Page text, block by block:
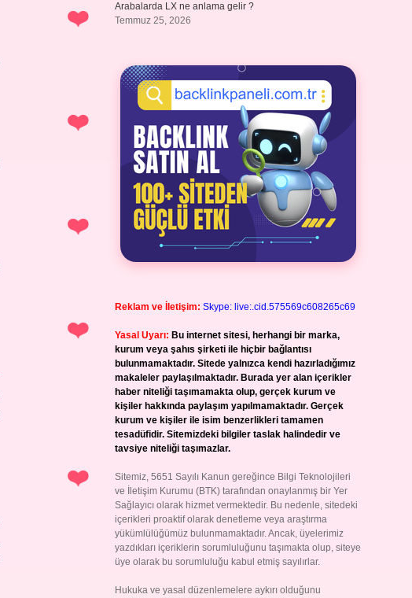
Arabalarda LX ne anlama gelir ?
Temmuz 25, 2026
Reklam ve İletişim: Skype: live:.cid.575569c608265c69
Yasal Uyarı: Bu internet sitesi, herhangi bir marka,
kurum veya şahıs şirketi ile hiçbir bağlantısı
bulunmamaktadır. Sitede yalnızca kendi hazırladığımız
makaleler paylaşılmaktadır. Burada yer alan içerikler
haber niteliği taşımamakta olup, gerçek kurum ve
kişiler hakkında paylaşım yapılmamaktadır. Gerçek
kurum ve kişiler ile isim benzerlikleri tamamen
tesadüfidir. Sitemizdeki bilgiler taslak halindedir ve
tavsiye niteliği taşımazlar.
Sitemiz, 5651 Sayılı Kanun gereğince Bilgi Teknolojileri
ve İletişim Kurumu (BTK) tarafından onaylanmış bir Yer
Sağlayıcı olarak hizmet vermektedir. Bu nedenle, sitedeki
içerikleri proaktif olarak denetleme veya araştırma
yükümlülüğümüz bulunmamaktadır. Ancak, üyelerimiz
yazdıkları içeriklerin sorumluluğunu taşımakta olup, siteye
üye olarak bu sorumluluğu kabul etmiş sayılırlar.
Hukuka ve yasal düzenlemelere aykırı olduğunu